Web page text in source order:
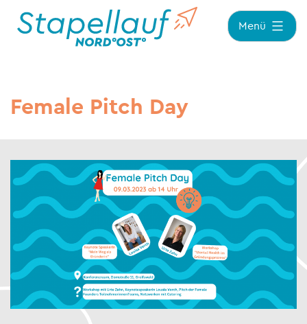
Inhalt
Menü
Female Pitch Day